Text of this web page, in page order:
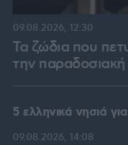
Τα ζώδια που
την παραδοσιακή
09.08.2026, 12:30
5 ελληνικά νησιά
09.08.2026, 14:08